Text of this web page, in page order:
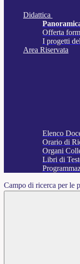
Didattica
Offerta
I progetti
Area Riservata
Elenco
Orario di
Organi
Libri di
Campo di ricerca per le